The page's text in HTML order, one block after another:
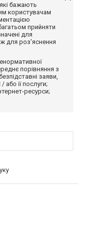
бажають
користувачам
прийняти
для
для роз'яснення
порівняння з
заяви,
або її послуги;
ресурси;